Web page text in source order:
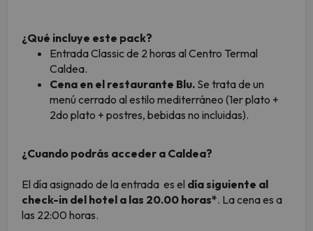
¿Qué incluye este pack?
Entrada Classic de 2 horas al Centro Termal
Caldea.
Cena en el restaurante Blu. Se trata de un
menú cerrado al estilo mediterráneo (1er plato +
2do plato + postres, bebidas no incluidas).
¿Cuando podrás acceder a Caldea?
El día asignado de la entrada es el día siguiente al
check-in del hotel a las 20.00 horas*. La cena es a
las 22:00 horas.